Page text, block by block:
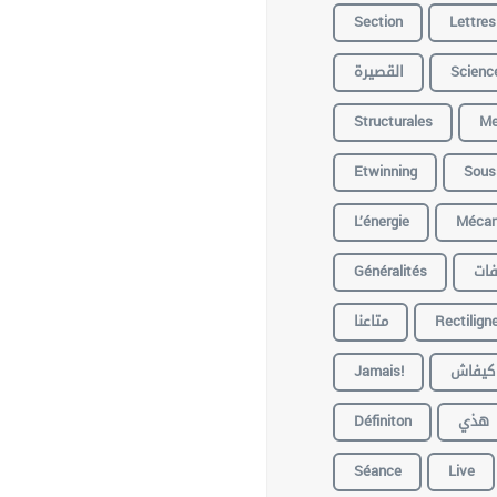
Section
Lettres
القصيرة
Structurales
Etwinning
L’énergie
Généralités
متاعنا
Jamais!
كيفاش
Définiton
هذي
Séance
Live